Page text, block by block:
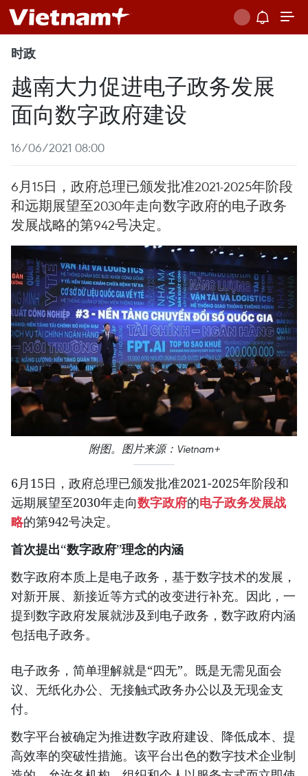
时政
越南大力促进电子政务发展
面向数字政府建设
16/06/2021 08:00
6月15日，政府总理已颁发批准2021-2025年阶段
和远期展望至2030年走向数字政府的电子政务
发展战略的第942号决定。
附图。图片来源：Vietnam+
6月15日，政府总理已颁发批准2021-2025年阶段和
远期展望至2030年走向数字政府的电子政务发展战
略的第942号决定。
首次提出“数字政府”理念的内涵
数字政府本质上是电子政务，基于数字技术的发展，
对新开展、新接近等方式的改变进行补充。因此，一
提到数字政府发展就涉及到电子政务，数字政府内涵
包括电子政务。
电子政务，简单理解就是“四无”。既是无需见面会
议、无纸化办公、无接触式政务办公以及无现金支
付。
数字平台被确定为推进数字政府建设、降低成本、提
高效率的突破性措施。该平台出色的数字技术企业制